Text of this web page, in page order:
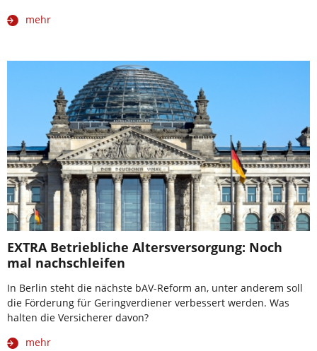
mehr
EXTRA Betriebliche Altersversorgung: Noch
mal nachschleifen
In Berlin steht die nächste bAV-Reform an, unter anderem soll
die Förderung für Geringverdiener verbessert werden. Was
halten die Versicherer davon?
mehr